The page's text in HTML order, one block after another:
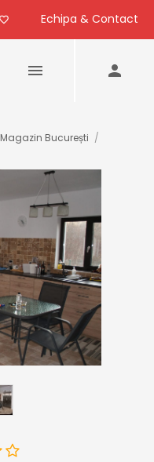
Echipa & Contact
Magazin București /